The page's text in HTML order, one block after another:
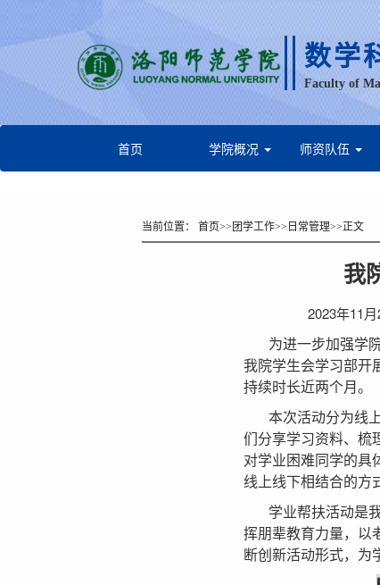
数学
Faculty of
首页 学院概况 师资队伍
当前位置： 首页>> 团学工作>> 日常管理>>正文
我
2023年11
为进一步加强学
我院学生会学习部开
持续时长近两个月。
本次活动分为线
们分享学习资料、梳
对学业困难同学的具
线上线下相结合的方
学业帮扶活动是
挥朋辈教育力量，以
断创新活动形式，为